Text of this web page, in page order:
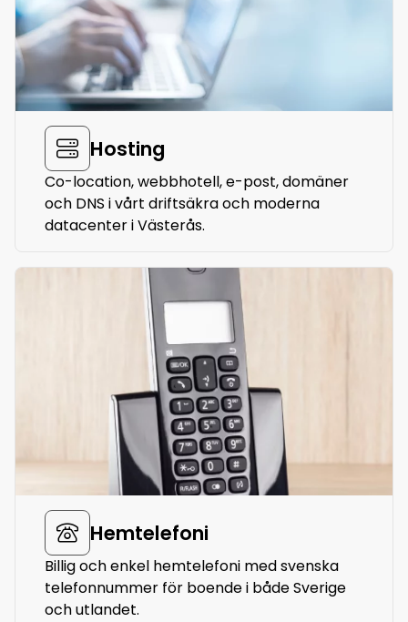
Hosting
Co-location, webbhotell, e-post, domäner
och DNS i vårt driftsäkra och moderna
datacenter i Västerås.
Hemtelefoni
Billig och enkel hemtelefoni med svenska
telefonnummer för boende i både Sverige
och utlandet.